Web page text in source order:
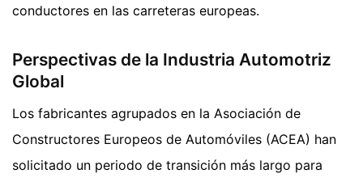
conductores en las carreteras europeas.
Perspectivas de la Industria Automotriz
Global
Los fabricantes agrupados en la Asociación de
Constructores Europeos de Automóviles (ACEA) han
solicitado un periodo de transición más largo para